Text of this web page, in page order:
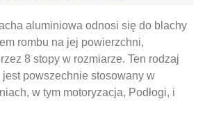
aluminiowa odnosi się do blachy
rombu na jej powierzchni,
8 stopy w rozmiarze. Ten rodzaj
powszechnie stosowany w
w tym motoryzacja, Podłogi, i